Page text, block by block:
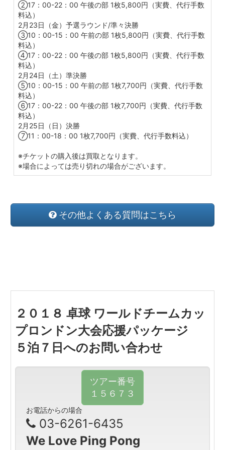
②17：00-22：00 午後の部 1枚5,800円（実費、代行手数
料込）
2月23日（金）予選ラウンド/準々決勝
③10：00-15：00 午前の部 1枚5,800円（実費、代行手数
料込）
④17：00-22：00 午後の部 1枚5,800円（実費、代行手数
料込）
2月24日（土）準決勝
⑤10：00-15：00 午前の部 1枚7,700円（実費、代行手数
料込）
⑥17：00-22：00 午後の部 1枚7,700円（実費、代行手数
料込）
2月25日（日）決勝
⑦11：00-18：00 1枚7,700円（実費、代行手数料込）
※チケットの購入後は買取となります。
※場合によっては売り切れの場合がございます。
その他よくある質問はこちら
２０１８ 卓球 ワールドチームカッ
プロンドン大会応援パッケージ
５泊７日へのお問い合わせ
ツアー番号
１５６７３
お電話からの場合
03-6261-6435
We Love Ping Pong